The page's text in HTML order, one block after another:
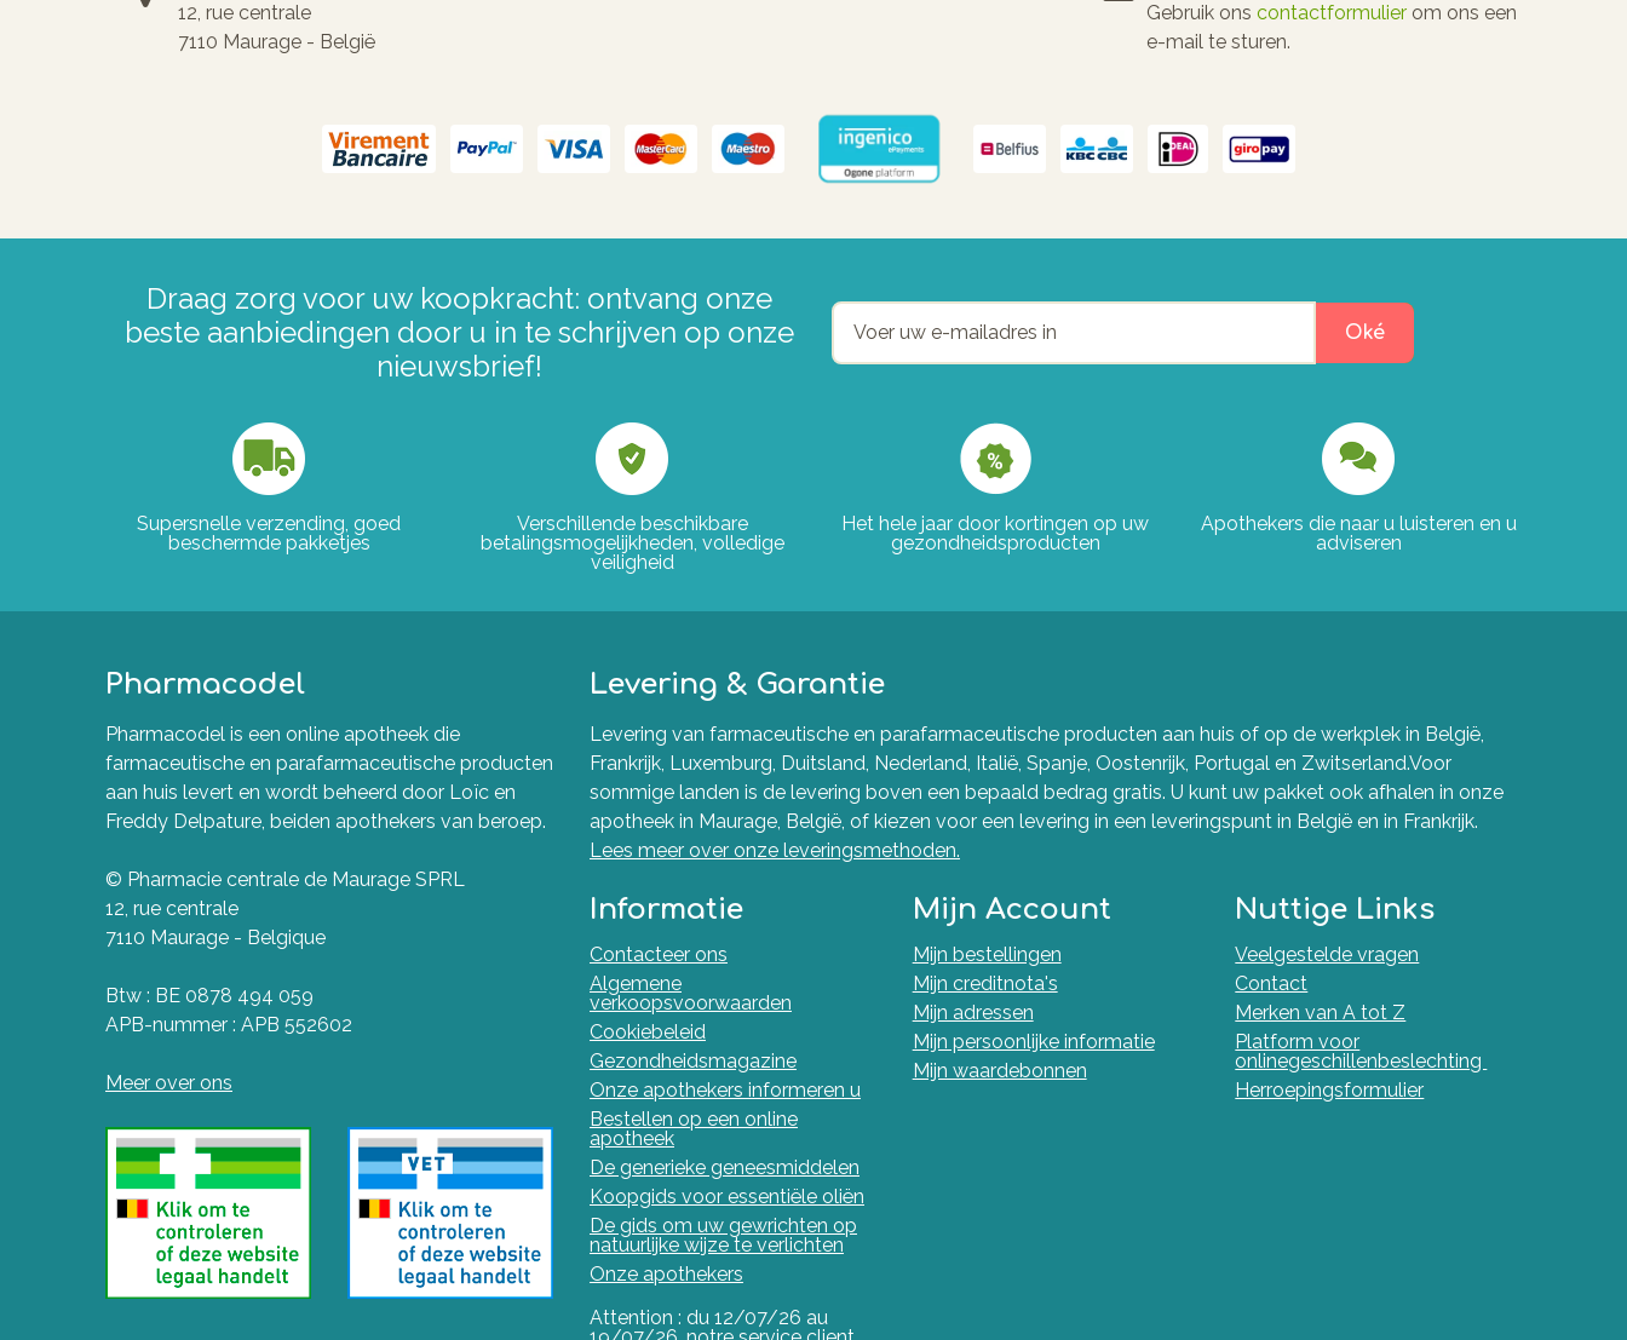
12, rue centrale
7110 Maurage - België
Gebruik ons contactformulier om ons een
e-mail te sturen.
Draag zorg voor uw koopkracht: ontvang onze
beste aanbiedingen door u in te schrijven op onze
nieuwsbrief!
Oké
Supersnelle verzending, goed
beschermde pakketjes
Verschillende beschikbare
betalingsmogelijkheden, volledige
veiligheid
Het hele jaar door kortingen op uw
gezondheidsproducten
Apothekers die naar u luisteren en u
adviseren
Pharmacodel
Pharmacodel is een online apotheek die
farmaceutische en parafarmaceutische producten
aan huis levert en wordt beheerd door Loïc en
Freddy Delpature, beiden apothekers van beroep.
© Pharmacie centrale de Maurage SPRL
12, rue centrale
7110 Maurage - Belgique
Btw : BE 0878 494 059
APB-nummer : APB 552602
Meer over ons
Levering & Garantie
Levering van farmaceutische en parafarmaceutische producten aan huis of op de werkplek in België,
Frankrijk, Luxemburg, Duitsland, Nederland, Italië, Spanje, Oostenrijk, Portugal en Zwitserland.Voor
sommige landen is de levering boven een bepaald bedrag gratis. U kunt uw pakket ook afhalen in onze
apotheek in Maurage, België, of kiezen voor een levering in een leveringspunt in België en in Frankrijk.
Lees meer over onze leveringsmethoden.
Informatie
Contacteer ons
Algemene
verkoopsvoorwaarden
Cookiebeleid
Gezondheidsmagazine
Onze apothekers informeren u
Bestellen op een online
apotheek
De generieke geneesmiddelen
Koopgids voor essentiële oliën
De gids om uw gewrichten op
natuurlijke wijze te verlichten
Onze apothekers
Attention : du 12/07/26 au
Mijn Account
Mijn bestellingen
Mijn creditnota's
Mijn adressen
Mijn persoonlijke informatie
Mijn waardebonnen
Nuttige Links
Veelgestelde vragen
Contact
Merken van A tot Z
Platform voor
onlinegeschillenbeslechting
Herroepingsformulier